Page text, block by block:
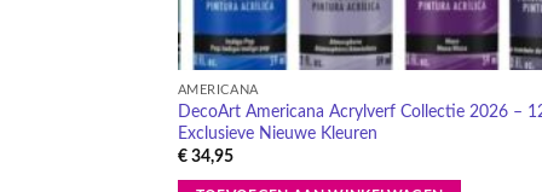
AMERICANA
DecoArt Americana Acrylverf Collectie 2026 –
Exclusieve Nieuwe Kleuren
€34,95